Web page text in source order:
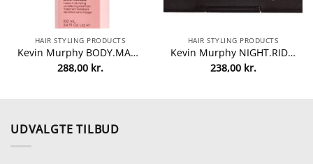
HAIR STYLING PRODUCTS
Kevin Murphy BODY.MASS 100 ml fra Kevin Murphy
288,00 kr.
HAIR STYLING PRODUCTS
Kevin Murphy NIGHT.RIDER 100 ml fra Kevin Murphy
238,00 kr.
kr..
UDVALGTE TILBUD